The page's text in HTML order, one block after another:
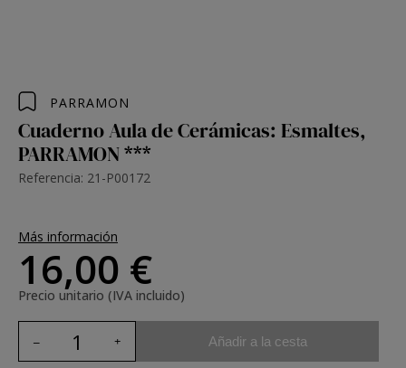
PARRAMON
Cuaderno Aula de Cerámicas: Esmaltes,
PARRAMON ***
Referencia: 21-P00172
Más información
16,00 €
Precio unitario (IVA incluido)
Añadir a la cesta